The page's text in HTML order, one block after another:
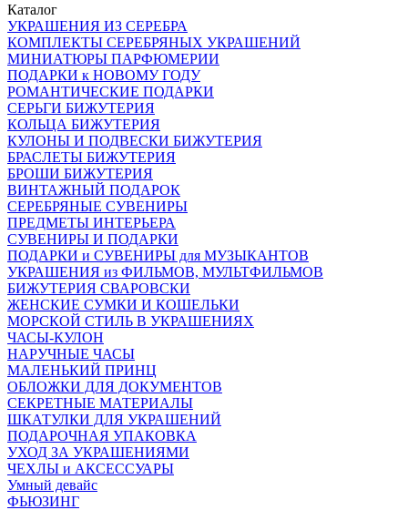
Каталог
УКРАШЕНИЯ ИЗ СЕРЕБРА
КОМПЛЕКТЫ СЕРЕБРЯНЫХ УКРАШЕНИЙ
МИНИАТЮРЫ ПАРФЮМЕРИИ
ПОДАРКИ к НОВОМУ ГОДУ
РОМАНТИЧЕСКИЕ ПОДАРКИ
СЕРЬГИ БИЖУТЕРИЯ
КОЛЬЦА БИЖУТЕРИЯ
КУЛОНЫ И ПОДВЕСКИ БИЖУТЕРИЯ
БРАСЛЕТЫ БИЖУТЕРИЯ
БРОШИ БИЖУТЕРИЯ
ВИНТАЖНЫЙ ПОДАРОК
СЕРЕБРЯНЫЕ СУВЕНИРЫ
ПРЕДМЕТЫ ИНТЕРЬЕРА
СУВЕНИРЫ И ПОДАРКИ
ПОДАРКИ и СУВЕНИРЫ для МУЗЫКАНТОВ
УКРАШЕНИЯ из ФИЛЬМОВ, МУЛЬТФИЛЬМОВ
БИЖУТЕРИЯ СВАРОВСКИ
ЖЕНСКИЕ СУМКИ И КОШЕЛЬКИ
МОРСКОЙ СТИЛЬ В УКРАШЕНИЯХ
ЧАСЫ-КУЛОН
НАРУЧНЫЕ ЧАСЫ
МАЛЕНЬКИЙ ПРИНЦ
ОБЛОЖКИ ДЛЯ ДОКУМЕНТОВ
СЕКРЕТНЫЕ МАТЕРИАЛЫ
ШКАТУЛКИ ДЛЯ УКРАШЕНИЙ
ПОДАРОЧНАЯ УПАКОВКА
УХОД ЗА УКРАШЕНИЯМИ
ЧEХЛЫ и АКСЕССУАРЫ
Умный девайс
ФЬЮЗИНГ